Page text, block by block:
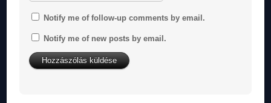
Notify me of follow-up comments by email.
Notify me of new posts by email.